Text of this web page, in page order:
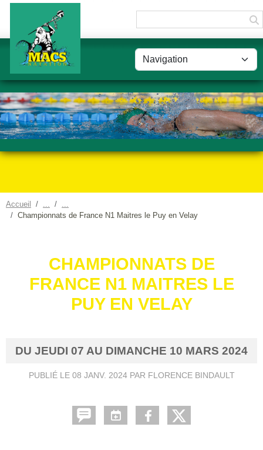
Accueil
Championnats de France N1 Maitres le Puy en Velay
CHAMPIONNATS DE
FRANCE N1 MAITRES LE
PUY EN VELAY
DU JEUDI 07 AU DIMANCHE 10 MARS 2024
PUBLIÉ LE 08 JANV. 2024PAR FLORENCE BINDAULT